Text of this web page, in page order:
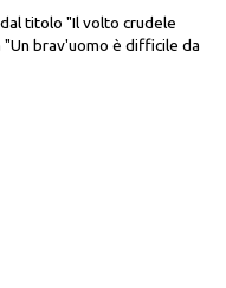
titolo "Il volto crudele
brav'uomo è difficile da